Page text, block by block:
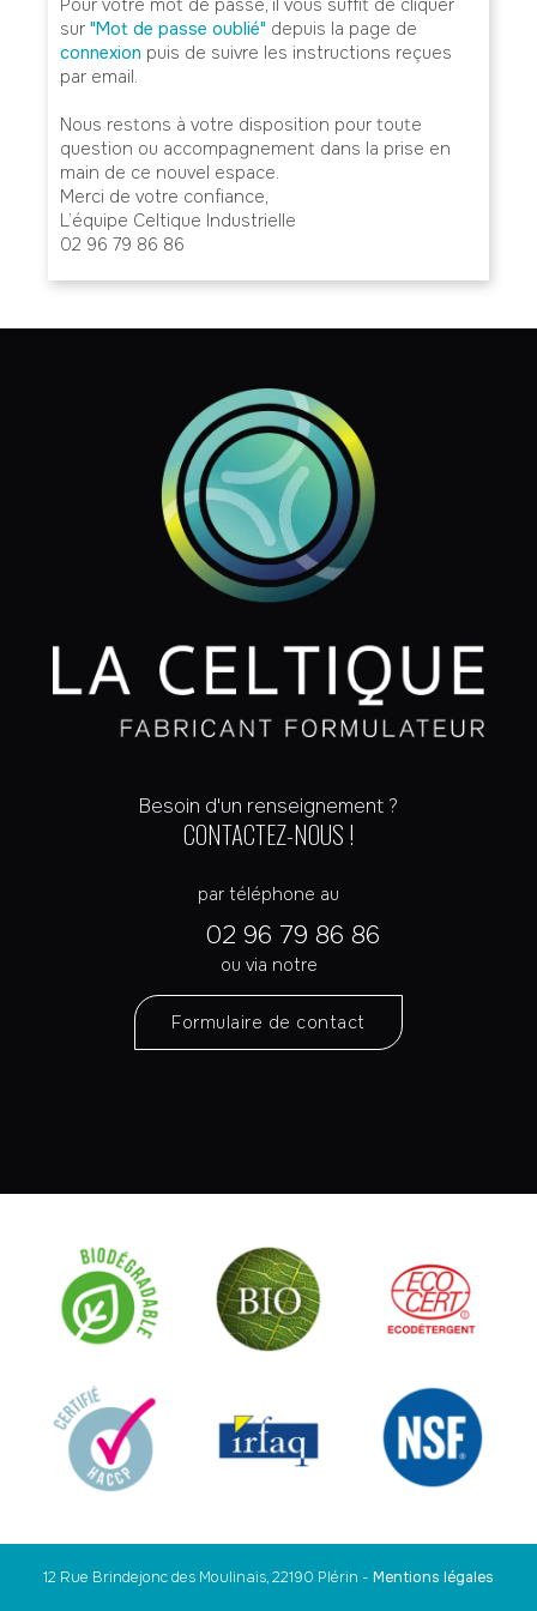
Pour votre mot de passe, il vous suffit de cliquer
sur "Mot de passe oublié" depuis la page de
connexion puis de suivre les instructions reçues
par email.
Nous restons à votre disposition pour toute
question ou accompagnement dans la prise en
main de ce nouvel espace.
Merci de votre confiance,
L’équipe Celtique Industrielle
02 96 79 86 86
Besoin d'un renseignement ?
CONTACTEZ-NOUS !
par téléphone au
02 96 79 86 86
ou via notre
Formulaire de contact
12 Rue Brindejonc des Moulinais, 22190 Plérin - Mentions légales